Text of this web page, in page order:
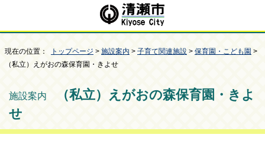
現在の位置： トップページ > 施設案内 > 子育て関連施設 > 保育園・こども園 >
（私立）えがおの森保育園・きよせ
施設案内
（私立）えがおの森保育園・きよ
せ